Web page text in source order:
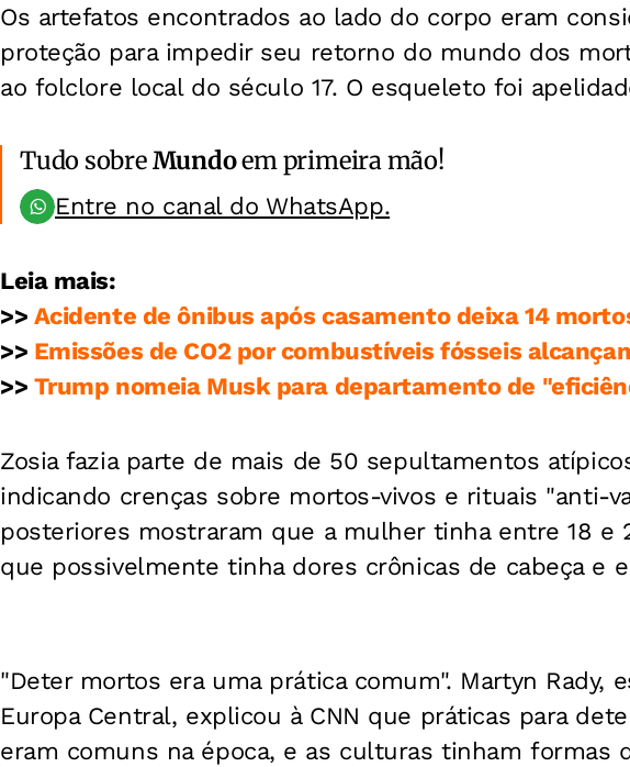
Os artefatos encontrados ao lado do corpo eram
proteção para impedir seu retorno do mundo dos
ao folclore local do século 17. O esqueleto foi
Tudo sobreMundoem primeira mão!
Entre no canal do WhatsApp.
Leia mais:
>> Acidente de ônibus após casamento deixa 14
>> Emissões de CO2 por combustíveis fósseis
>> Trump nomeia Musk para departamento de
Zosia fazia parte de mais de 50 sepultamentos
indicando crenças sobre mortos-vivos e rituais "anti-
posteriores mostraram que a mulher tinha entre 18 e
que possivelmente tinha dores crônicas de cabeça e
"Deter mortos era uma prática comum". Martyn Rady,
Europa Central, explicou à CNN que práticas para
eram comuns na época, e as culturas tinham formas